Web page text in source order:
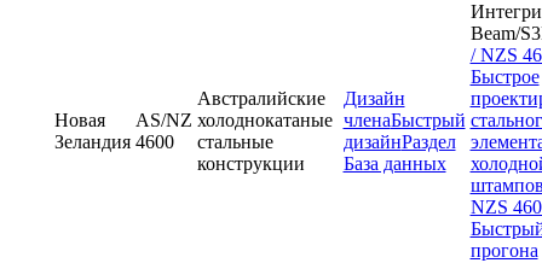
Новая
Зеландия
AS/NZ
4600
Австралийские
холоднокатаные
стальные
конструкции
Дизайн
членаБыстрый
дизайнРаздел
База данных
Beam/
/ NZS
Быстрое
NZS
прогона